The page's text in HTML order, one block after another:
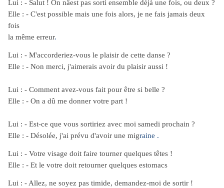
Lui : - Salut ! On nâest pas sorti ensemble déjà une fois, ou deux ?
Elle : - C'est possible mais une fois alors, je ne fais jamais deux
fois
la même erreur.
Lui : - M'accorderiez-vous le plaisir de cette danse ?
Elle : - Non merci, j'aimerais avoir du plaisir aussi !
Lui : - Comment avez-vous fait pour être si belle ?
Elle : - On a dû me donner votre part !
Lui : - Est-ce que vous sortiriez avec moi samedi prochain ?
Elle : - Désolée, j'ai prévu d'avoir une migraine .
Lui : - Votre visage doit faire tourner quelques têtes !
Elle : - Et le votre doit retourner quelques estomacs
Lui : - Allez, ne soyez pas timide, demandez-moi de sortir !